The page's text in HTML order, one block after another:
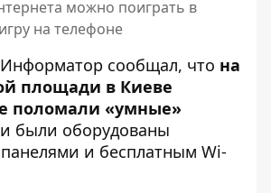
можно поиграть в
на телефоне
сообщал, что на
площади в Киеве
поломали «умные»
были оборудованы
и бесплатным Wi-